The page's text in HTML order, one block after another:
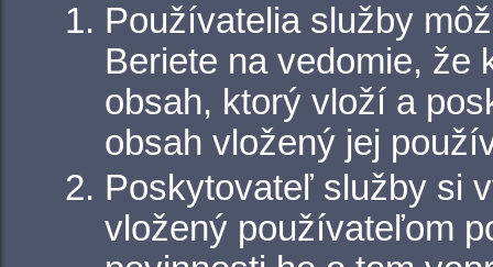
Používatelia služby
Beriete na vedomie, že
obsah, ktorý vloží a
obsah vložený jej
Poskytovateľ služby si
vložený používateľom